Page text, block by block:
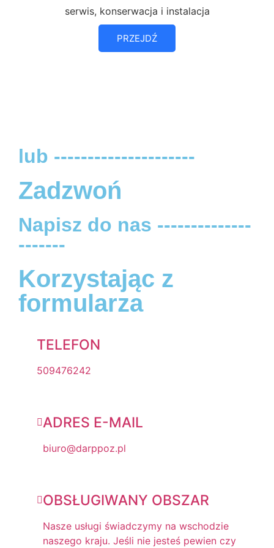
serwis, konserwacja i instalacja
PRZEJDŹ
Napisz do nas --------------
-------
Korzystając z
formularza
lub ---------------------
Zadzwoń
TELEFON
509476242
ADRES E-MAIL
biuro@darppoz.pl
OBSŁUGIWANY OBSZAR
Nasze usługi świadczymy na wschodzie
naszego kraju. Jeśli nie jesteś pewien czy